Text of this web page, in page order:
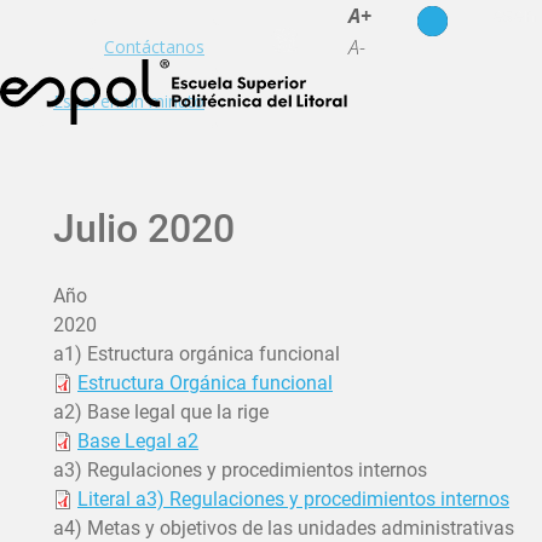
Contáctanos
Espol en un minuto
A+
A-
Julio 2020
Año
2020
a1) Estructura orgánica funcional
Estructura Orgánica funcional
a2) Base legal que la rige
Base Legal a2
a3) Regulaciones y procedimientos internos
Literal a3) Regulaciones y procedimientos internos
a4) Metas y objetivos de las unidades administrativas